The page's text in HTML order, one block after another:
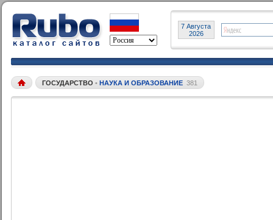
7 Августа
2026
ГОСУДАРСТВО • НАУКА И ОБРАЗОВАНИЕ 381